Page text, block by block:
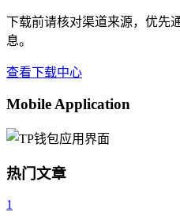
下载前请核对渠道来源，优先
息。
查看下载中心
Mobile Application
热门文章
1